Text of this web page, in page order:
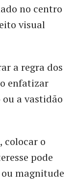
no centro
visual
a regra dos
enfatizar
a vastidão
colocar o
pode
magnitude